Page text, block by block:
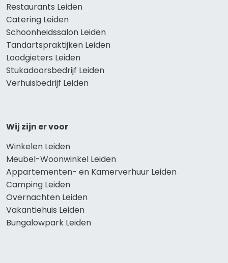
Restaurants Leiden
Catering Leiden
Schoonheidssalon Leiden
Tandartspraktijken Leiden
Loodgieters Leiden
Stukadoorsbedrijf Leiden
Verhuisbedrijf Leiden
Wij zijn er voor
Winkelen Leiden
Meubel-Woonwinkel Leiden
Appartementen- en Kamerverhuur Leiden
Camping Leiden
Overnachten Leiden
Vakantiehuis Leiden
Bungalowpark Leiden